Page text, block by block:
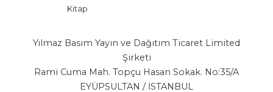
Kitap
Yılmaz Basım Yayın ve Dağıtım Ticaret Limited
Şirketi
Rami Cuma Mah. Topçu Hasan Sokak. No:35/A
EYÜPSULTAN / İSTANBUL